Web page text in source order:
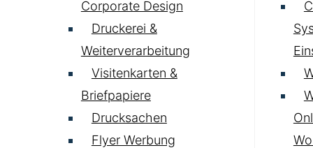
Corporate Design
Druckerei &
Weiterverarbeitung
Visitenkarten &
Briefpapiere
Drucksachen
Flyer Werbung